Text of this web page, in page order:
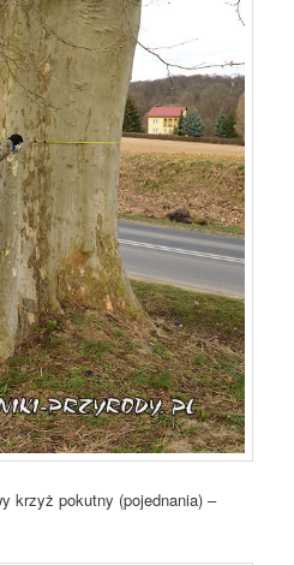
krzyż pokutny (pojednania) –